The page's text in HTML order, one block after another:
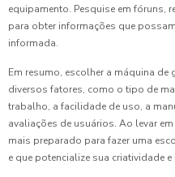
equipamento. Pesquise em fóruns,
para obter informações que
informada.
Em resumo, escolher a máquina
diversos fatores, como o tipo de
trabalho, a facilidade de uso, a
avaliações de usuários. Ao levar
mais preparado para fazer uma
e que potencialize sua criatividade